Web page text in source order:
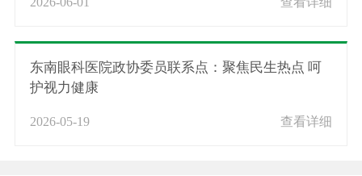
东南眼科医院政协委员联系点：聚焦民生热点 呵
护视力健康
2026-05-19 查看详细